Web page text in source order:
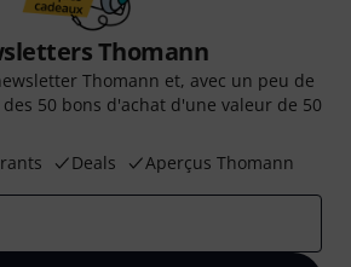
Thomann
Thomann et, avec un peu de
50 bons d'achat d'une valeur de 50
Deals Aperçus Thomann